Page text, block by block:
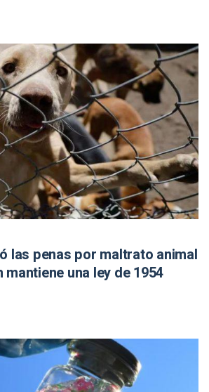
las penas por maltrato animal
una ley de 1954